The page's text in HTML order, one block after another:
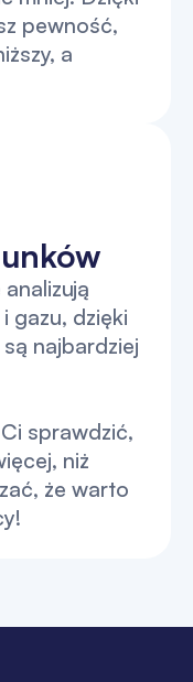
pewność,
a
gazu, dzięki
najbardziej
sprawdzić,
niż
że warto